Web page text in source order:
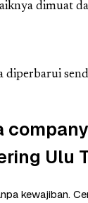
dimuat
diperbarui
Ulu
kewajiban.